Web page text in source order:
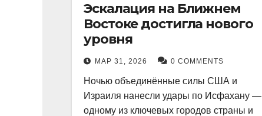
Эскалация на Ближнем
Востоке достигла нового
уровня
МАР 31, 2026 0 COMMENTS
Ночью объединённые силы США и
Израиля нанесли удары по Исфахану —
одному из ключевых городов страны и